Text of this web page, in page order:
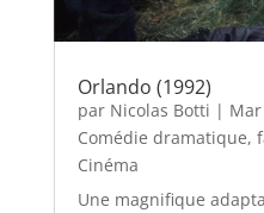
Orlando (1992)
par Nicolas Botti |
Comédie dramatique,
Cinéma
Une magnifique